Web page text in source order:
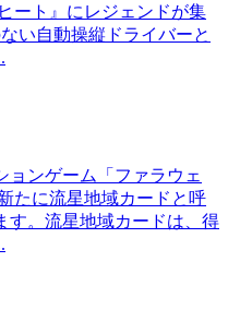
ート』にレジェンドが集
い自動操縦ドライバーと
ョンゲーム「ファラウェ
たに流星地域カードと呼
す。流星地域カードは、得